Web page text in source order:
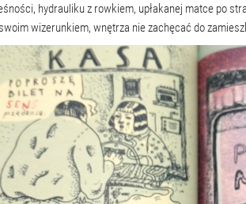
hydrauliku z rowkiem, upłakanej matce po
wizerunkiem, wnętrza nie zachęcać do